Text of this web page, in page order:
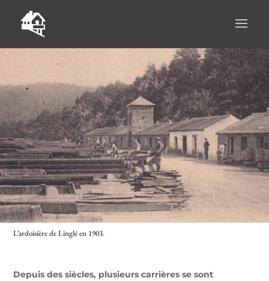
L’ardoisière de Linglé en 1903.
Depuis des siècles, plusieurs carrières se sont